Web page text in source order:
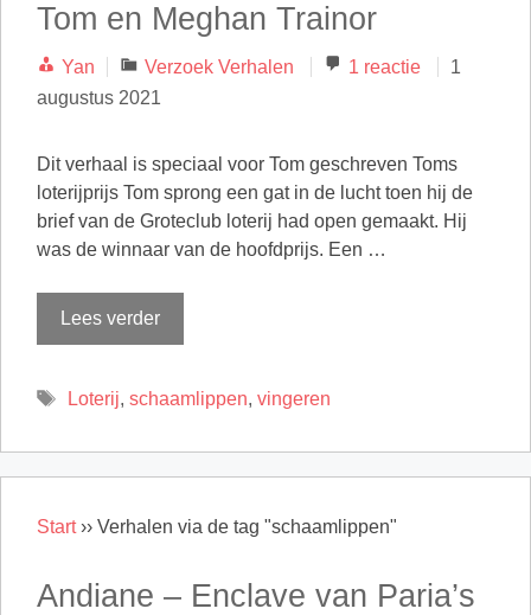
Tom en Meghan Trainor
Yan Categorieën
Verzoek Verhalen 1 reactie
1
augustus 2021
Dit verhaal is speciaal voor Tom geschreven Toms
loterijprijs Tom sprong een gat in de lucht toen hij de
brief van de Groteclub loterij had open gemaakt. Hij
was de winnaar van de hoofdprijs. Een …
Lees verder
Tags
Loterij, schaamlippen, vingeren
Start›› Verhalen via de tag "schaamlippen"
Andiane – Enclave van Paria’s